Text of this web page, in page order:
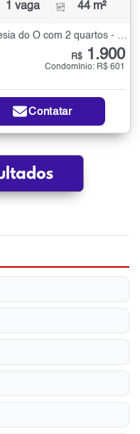
1 vaga 44 m²
Apartamento para Alugar na Freguesia do Ó com 2 quartos - 44 m²
R$ 1.900
Condomínio: R$ 601
Contatar